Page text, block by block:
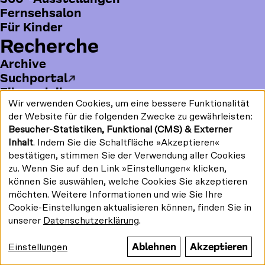
Fernsehsalon
Für Kinder
Recherche
Archive
Suchportal
Filmverleih
Bibliothek
Katalog
Kinemathek
Über uns
Geschichte
Publikationen
Jobs
Presse
Kontakt
Förder*in werden
F Y I
Google Maps
Footer
1
Team/Kontakt
Barrierefreiheit
Digitale Barrierefreiheit
Vermietung
Newsletter
Kinemathek 2026
#kinemathek
Follow
on:
F
a
c
b
o
o
k
Y
o
u
T
u
b
e
I
n
s
a
g
r
a
m
Drucken/PDF
Verwendung
personenbezogener
Daten
und
Cookies
Wir verwenden Cookies, um eine bessere Funktionalität
der Website für die folgenden Zwecke zu gewährleisten:
Besucher-Statistiken, Funktional (CMS) & Externer
Inhalt. Indem Sie die Schaltfläche »Akzeptieren«
bestätigen, stimmen Sie der Verwendung aller Cookies
zu. Wenn Sie auf den Link »Einstellungen« klicken,
können Sie auswählen, welche Cookies Sie akzeptieren
möchten. Weitere Informationen und wie Sie Ihre
Cookie-Einstellungen aktualisieren können, finden Sie in
unserer Datenschutzerklärung.
Einstellungen Ablehnen Akzeptieren